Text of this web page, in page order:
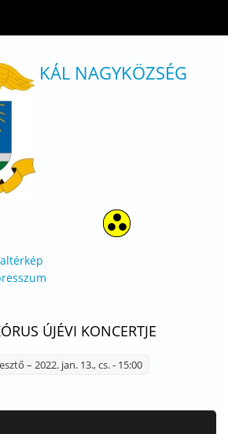
KÁL NAGYKÖZSÉG
ÚJÉVI KONCERTJE
– 2022. jan. 13., cs. - 15:00